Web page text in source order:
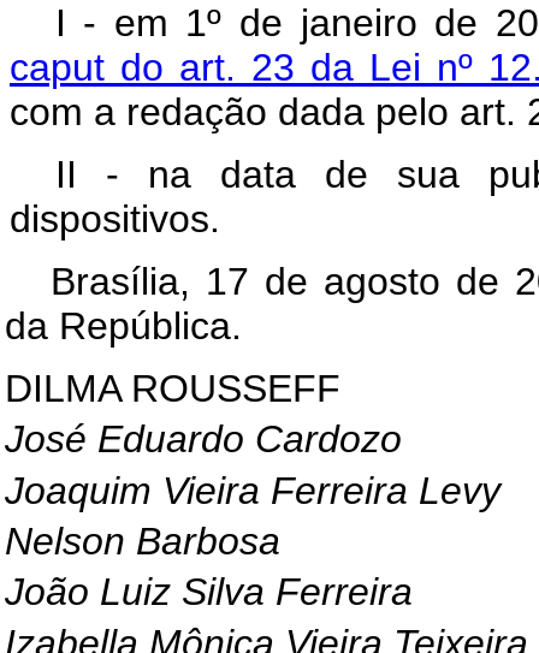
I - em 1º de janeiro de
caput do art. 23 da Lei nº
com a redação dada pelo art.
II - na data de sua
dispositivos.
Brasília, 17 de agosto de
da República.
DILMA ROUSSEFF
José Eduardo Cardozo
Joaquim Vieira Ferreira Levy
Nelson Barbosa
João Luiz Silva Ferreira
Izabella Mônica Vieira Teixeira